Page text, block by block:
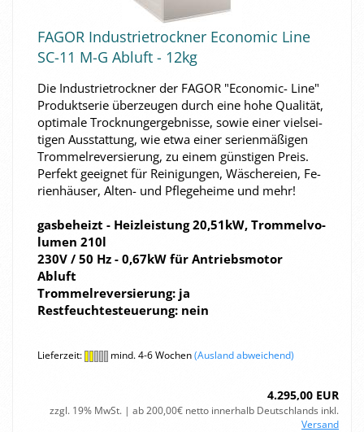
FAGOR In­dus­trie­trock­ner Eco­no­mic Line
SC-11 M-G Ab­luft - 12kg
Die In­dus­trie­trock­ner der FAGOR "Economic-​​ Line"
Pro­dukt­se­rie über­zeu­gen durch eine hohe Qua­li­tät,
op­ti­ma­le Trock­nun­ger­geb­nis­se, sowie einer viel­sei­
ti­gen Aus­stat­tung, wie etwa einer se­ri­en­mä­ßi­gen
Trom­mel­re­ver­sie­rung, zu einem güns­ti­gen Preis.
Per­fekt ge­eig­net für Rei­ni­gun­gen, Wä­sche­rei­en, Fe­
ri­en­häu­ser, Alten-​​ und Pfle­ge­hei­me und mehr!
gas­be­heizt - Heiz­leis­tung 20,51kW, Trom­mel­vo­
lu­men 210l
230V / 50 Hz - 0,67kW für An­triebs­mo­tor
Ab­luft
Trom­mel­re­ver­sie­rung: ja
Rest­feuch­te­steue­rung: nein
Lieferzeit: mind. 4-6 Wochen(Ausland abweichend)
4.295,00 EUR
zzgl. 19% MwSt. | ab 200,00€ netto innerhalb Deutschlands inkl.
Versand